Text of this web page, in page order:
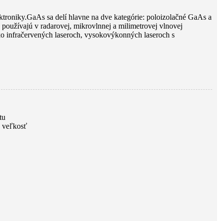
sa delí hlavne na dve kategórie: poloizolačné GaAs a
v radarovej, mikrovlnnej a milimetrovej vlnovej
laseroch, vysokovýkonných laseroch s
veľkosť